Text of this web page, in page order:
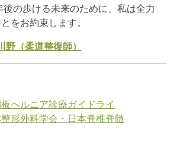
後の歩ける未来のために、私は全力
をお約束します。
野（柔道整復師）
板ヘルニア診療ガイドライ
形外科学会・日本脊椎脊髄